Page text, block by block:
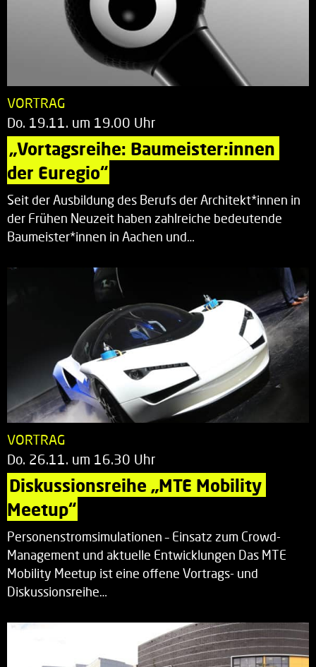
VORTRAG
Do. 19.11. um 19.00 Uhr
„Vortagsreihe: Baumeister:innen
der Euregio“
Seit der Ausbildung des Berufs der Architekt*innen in
der Frühen Neuzeit haben zahlreiche bedeutende
Baumeister*innen in Aachen und…
VORTRAG
Do. 26.11. um 16.30 Uhr
Diskussionsreihe „MTE Mobility
Meetup“
Personenstromsimulationen – Einsatz zum Crowd-
Management und aktuelle Entwicklungen Das MTE
Mobility Meetup ist eine offene Vortrags- und
Diskussionsreihe…